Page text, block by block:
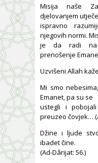
Misija naše
djelovanjem
ispravno
njegovih normi.
je da radi na
prenošenje
Uzvišeni Allah
Mi smo
Emanet, pa su se
ustegli i
preuzeo čovjek…
Džine i ljude
ibadet čine.
(Ad-Dârijat: 56.)